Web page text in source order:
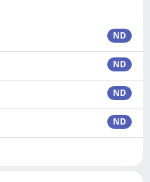
ND
ND
ND
ND